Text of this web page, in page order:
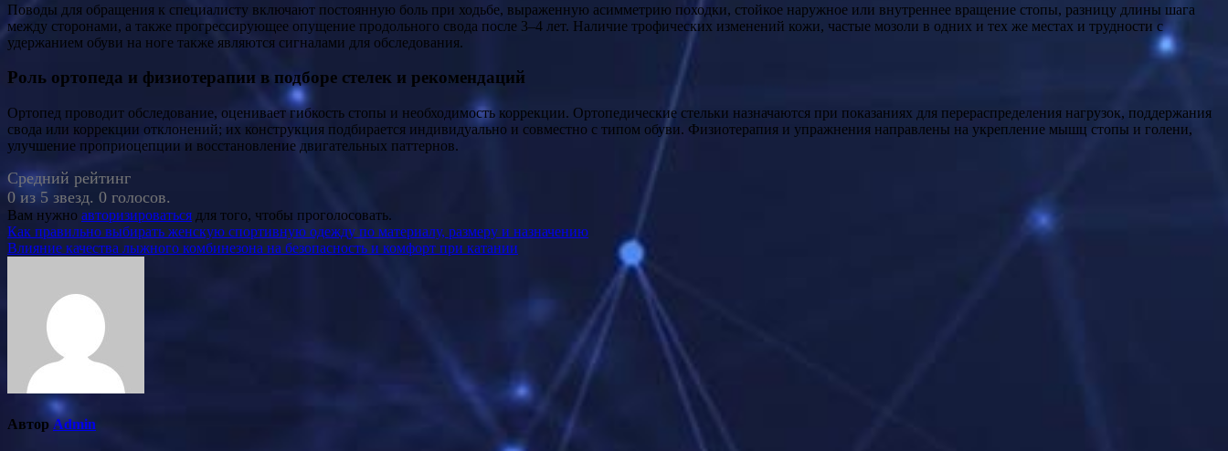
Поводы для обращения к специалисту включают постоянную боль при ходьбе, выраженную асимметрию походки, стойкое наружное или внутреннее вращение стопы, разницу длины шага
между сторонами, а также прогрессирующее опущение продольного свода после 3–4 лет. Наличие трофических изменений кожи, частые мозоли в одних и тех же местах и трудности с
удержанием обуви на ноге также являются сигналами для обследования.
Роль ортопеда и физиотерапии в подборе стелек и рекомендаций
Ортопед проводит обследование, оценивает гибкость стопы и необходимость коррекции. Ортопедические стельки назначаются при показаниях для перераспределения нагрузок, поддержания
свода или коррекции отклонений; их конструкция подбирается индивидуально и совместно с типом обуви. Физиотерапия и упражнения направлены на укрепление мышц стопы и голени,
улучшение проприоцепции и восстановление двигательных паттернов.
Средний рейтинг
0 из 5 звезд. 0 голосов.
Вам нужно авторизироваться для того, чтобы проголосовать.
Навигация
по
Как правильно выбирать женскую спортивную одежду по материалу, размеру и назначению
Влияние качества лыжного комбинезона на безопасность и комфорт при катании
АвторAdmin